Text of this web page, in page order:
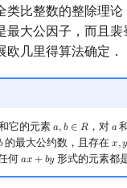
类比整数的整除理
最大公因子，而且裴
几里得算法确定．
它的元素𝑎,𝑏 ∈ 𝑅
a, b∈R ，对 𝑎
a
的最大公约数，且存在𝑥,𝑦
x,y
何𝑎𝑥 + 𝑏𝑦
ax+b y 形式的元素都